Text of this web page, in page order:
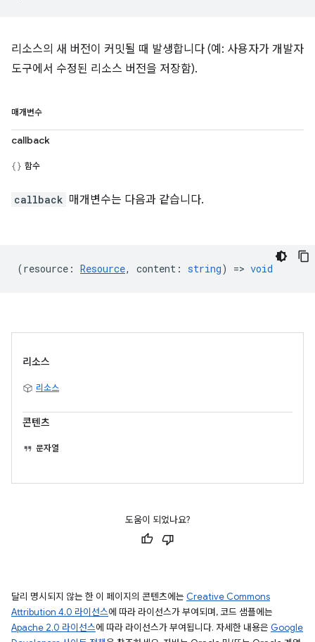
리소스의 새 버전이 커밋될 때 발생합니다 (예: 사용자가 개발자
도구에서 수정된 리소스 버전을 저장함).
매개변수
callback
함수
callback 매개변수는 다음과 같습니다.
(resource : Resource, content : string) => void
리소스
리소스
콘텐츠
문자열
도움이 되었나요?
달리 명시되지 않는 한 이 페이지의 콘텐츠에는 Creative Commons
Attribution 4.0 라이선스에 따라 라이선스가 부여되며, 코드 샘플에는
Apache 2.0 라이선스에 따라 라이선스가 부여됩니다. 자세한 내용은 Google